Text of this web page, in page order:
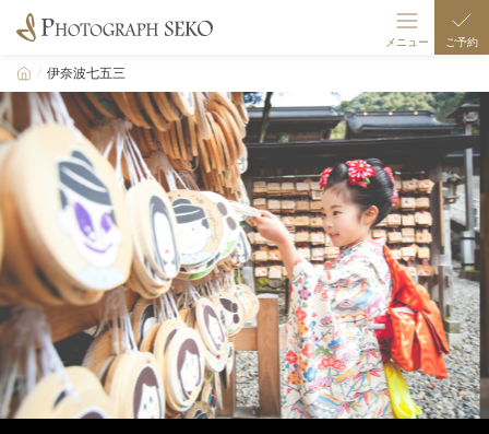
メニュー ご予約
撮影メニュー
伊奈波スタジオ
伊奈波七五三
ギャラリー
衣装
店舗/駐車場案内
撮影の流れ
伊奈波七五三